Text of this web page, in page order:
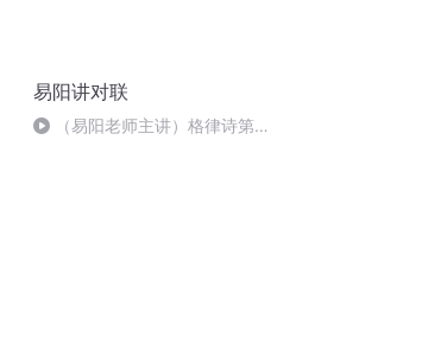
易阳讲对联
（易阳老师主讲）格律诗第五